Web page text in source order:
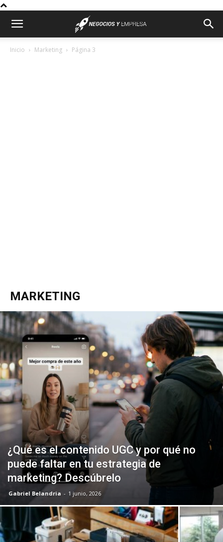
Inicio Marketing Página 3
MARKETING
¿Qué es el contenido UGC y por qué no
puede faltar en tu estrategia de
marketing? Descúbrelo
Gabriel Belandria - 1 junio, 2026